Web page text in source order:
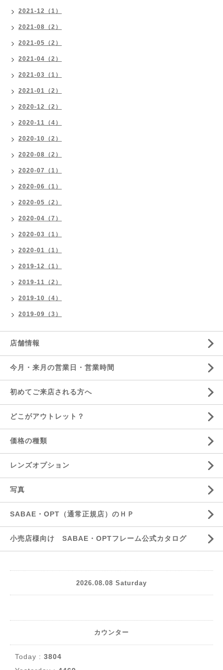
2021-12（1）
2021-08（2）
2021-05（2）
2021-04（2）
2021-03（1）
2021-01（2）
2020-12（2）
2020-11（4）
2020-10（2）
2020-08（2）
2020-07（1）
2020-06（1）
2020-05（2）
2020-04（7）
2020-03（1）
2020-01（1）
2019-12（1）
2019-11（2）
2019-10（4）
2019-09（3）
店舗情報
今月・来月の営業日・営業時間
初めてご来店される方へ
どこがアウトレット？
価格の種類
レンズオプション
写真
SABAE・OPT（通常正規店）のＨＰ
小売店様向け SABAE・OPTフレーム公式カタログ
2026.08.08 Saturday
カウンター
Today : 3804